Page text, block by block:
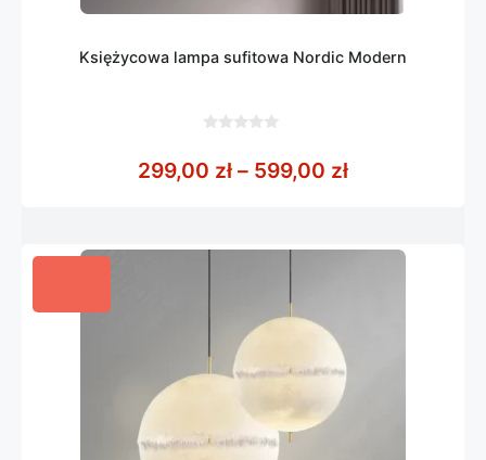
Księżycowa lampa sufitowa Nordic Modern
5
299,00 zł – 599,00 złZakres cen: